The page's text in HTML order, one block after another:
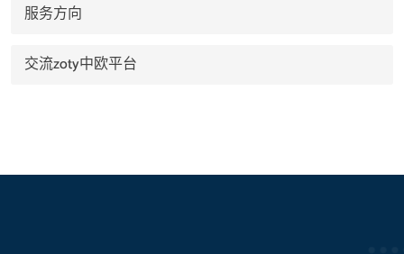
服务方向
交流zoty中欧平台